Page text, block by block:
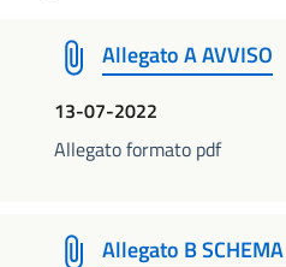
Allegato A AVVISO
13-07-2022
Allegato formato pdf
Allegato B